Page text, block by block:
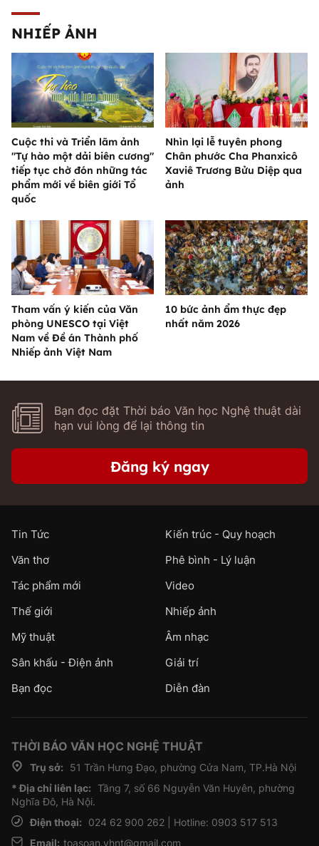
NHIẾP ẢNH
Cuộc thi và Triển lãm ảnh
"Tự hào một dải biên cương"
tiếp tục chờ đón những tác
phẩm mới về biên giới Tổ
quốc
Nhìn lại lễ tuyên phong
Chân phước Cha Phanxicô
Xaviê Trương Bửu Diệp qua
ảnh
Tham vấn ý kiến của Văn
phòng UNESCO tại Việt
Nam về Đề án Thành phố
Nhiếp ảnh Việt Nam
10 bức ảnh ẩm thực đẹp
nhất năm 2026
Bạn đọc đặt Thời báo Văn học Nghệ thuật dài
hạn vui lòng để lại thông tin
Đăng ký ngay
Tin Tức
Kiến trúc - Quy hoạch
Văn thơ
Phê bình - Lý luận
Tác phẩm mới
Video
Thế giới
Nhiếp ảnh
Mỹ thuật
Âm nhạc
Sân khấu - Điện ảnh
Giải trí
Bạn đọc
Diễn đàn
THỜI BÁO VĂN HỌC NGHỆ THUẬT
Trụ sở:
51 Trần Hưng Đạo, phường Cửa Nam, TP.Hà Nội
* Địa chỉ liên lạc: Tầng 7, số 66 Nguyễn Văn Huyên, phường
Nghĩa Đô, Hà Nội.
Điện thoại:
024 62 900 262 | Hotline: 0903 517 513
Email: toasoan.vhnt@gmail.com